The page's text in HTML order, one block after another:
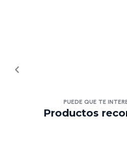
PUEDE QUE TE
Productos